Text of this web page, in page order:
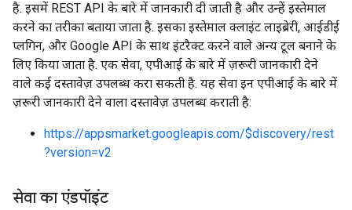
है. इसमें REST API के बारे में जानकारी दी जाती है और उन्हें इस्तेमाल
करने का तरीका बताया जाता है. इसका इस्तेमाल क्लाइंट लाइब्रेरी, आईडीई
प्लगिन, और Google API के साथ इंटरैक्ट करने वाले अन्य टूल बनाने के
लिए किया जाता है. एक सेवा, एपीआई के बारे में ज़रूरी जानकारी देने
वाले कई दस्तावेज़ उपलब्ध करा सकती है. यह सेवा इन एपीआई के बारे में
ज़रूरी जानकारी देने वाला दस्तावेज़ उपलब्ध कराती है:
https://appsmarket.googleapis.com/$discovery/rest
?version=v2
सेवा का एंडपॉइंट